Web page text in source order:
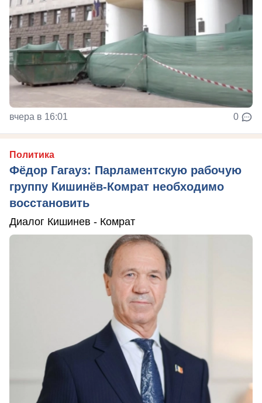
вчера в 16:01 0
Политика
Фёдор Гагауз: Парламентскую рабочую
группу Кишинёв-Комрат необходимо
восстановить
Диалог Кишинев - Комрат